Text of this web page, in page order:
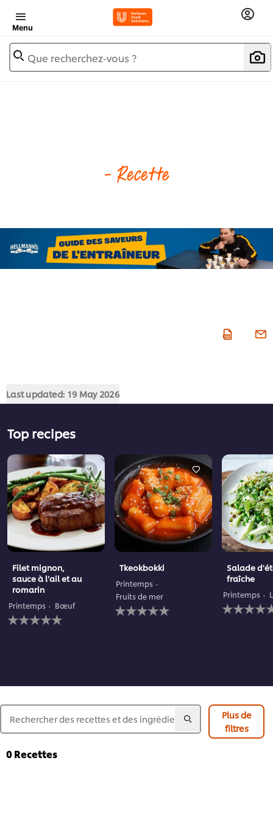
Menu
Que recherchez-vous ?
- Recette
Last updated: 19 May 2026
Top recipes
Filet mignon,
sauce à l’ail et au
romarin
Printemps Bœuf
Aucune
évaluation
Tkeokbokki
Printemps
Fruits de mer
Aucune
évaluation
Salade
fraîche
Printemps
Aucune
évaluation
Plus de
filtres
0Recettes